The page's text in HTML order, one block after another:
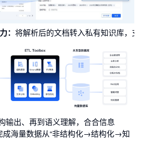
： 将解析后的文档转入私有知识库，
输出、再到语义理解，合合信息
成海量数据从“非结构化→结构化→知